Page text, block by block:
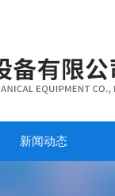
新闻动态